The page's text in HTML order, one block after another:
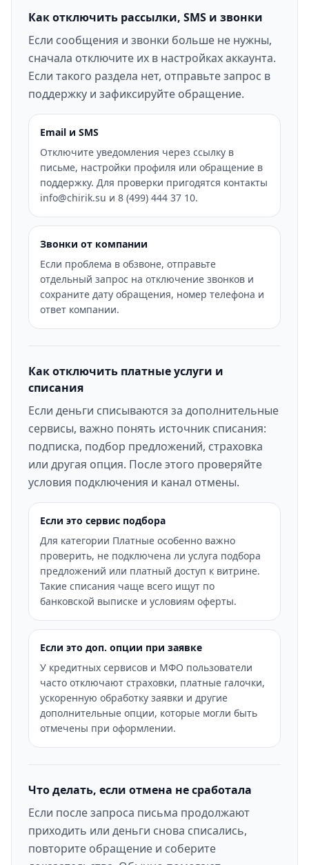
Как отключить рассылки, SMS и звонки
Если сообщения и звонки больше не нужны,
сначала отключите их в настройках аккаунта.
Если такого раздела нет, отправьте запрос в
поддержку и зафиксируйте обращение.
Email и SMS
Отключите уведомления через ссылку в
письме, настройки профиля или обращение в
поддержку. Для проверки пригодятся контакты
info@chirik.su и 8 (499) 444 37 10.
Звонки от компании
Если проблема в обзвоне, отправьте
отдельный запрос на отключение звонков и
сохраните дату обращения, номер телефона и
ответ компании.
Как отключить платные услуги и
списания
Если деньги списываются за дополнительные
сервисы, важно понять источник списания:
подписка, подбор предложений, страховка
или другая опция. После этого проверяйте
условия подключения и канал отмены.
Если это сервис подбора
Для категории Платные особенно важно
проверить, не подключена ли услуга подбора
предложений или платный доступ к витрине.
Такие списания чаще всего ищут по
банковской выписке и условиям оферты.
Если это доп. опции при заявке
У кредитных сервисов и МФО пользователи
часто отключают страховки, платные галочки,
ускоренную обработку заявки и другие
дополнительные опции, которые могли быть
отмечены при оформлении.
Что делать, если отмена не сработала
Если после запроса письма продолжают
приходить или деньги снова списались,
повторите обращение и соберите